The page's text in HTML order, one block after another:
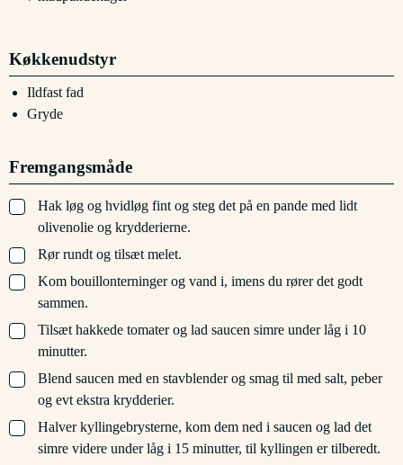
Køkkenudstyr
Ildfast fad
Gryde
Fremgangsmåde
▢
Hak løg og hvidløg fint og steg det på en pande med lidt
olivenolie og krydderierne.
▢
Rør rundt og tilsæt melet.
▢
Kom bouillonterninger og vand i, imens du rører det godt
sammen.
▢
Tilsæt hakkede tomater og lad saucen simre under låg i 10
minutter.
▢
Blend saucen med en stavblender og smag til med salt, peber
og evt ekstra krydderier.
▢
Halver kyllingebrysterne, kom dem ned i saucen og lad det
simre videre under låg i 15 minutter, til kyllingen er tilberedt.